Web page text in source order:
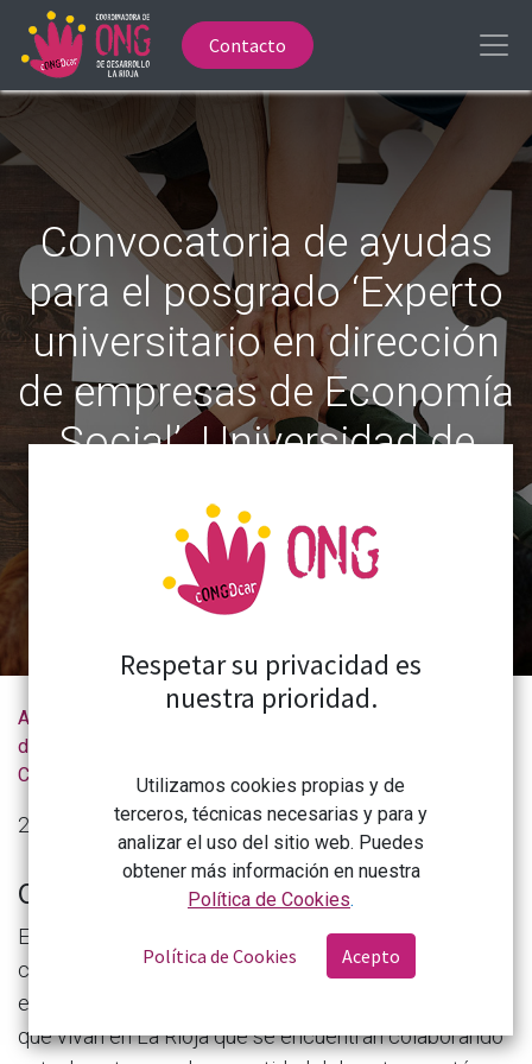
Contacto
Convocatoria de ayudas
para el posgrado ‘Experto
universitario en dirección
de empresas de Economía
Social’, Universidad de
Zaragoza
Fin de plazo: 8 de diciembre, a las 23.59 horas
Actualidad
de la
CONGDCAR
Convocatoria de ayudas para el posgrado ‘Experto universitario en dirección de empresas de Economía Social’, Universidad de Zaragoza
20 de noviembre de 2024
Objeto
El objeto de esta convocatoria es facilitar la
capacitación especializada para la dirección de
entidades de economía social y solidaria de personas
que vivan en La Rioja que se encuentran colaborando
Respetar su privacidad es
nuestra prioridad.
Utilizamos cookies propias y de
terceros, técnicas necesarias y para y
analizar el uso del sitio web. Puedes
obtener más información en nuestra
Política de Cookies.
Política de Cookies Acepto